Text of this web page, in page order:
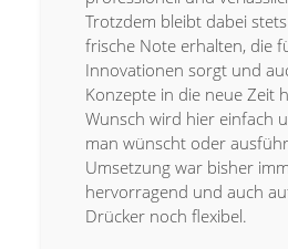
Trotzdem bleibt dabei
frische Note erhalten, die
Innovationen sorgt und
Konzepte in die neue Zeit
Wunsch wird hier einfach
man wünscht oder
Umsetzung war bisher
hervorragend und auch
Drücker noch flexibel.